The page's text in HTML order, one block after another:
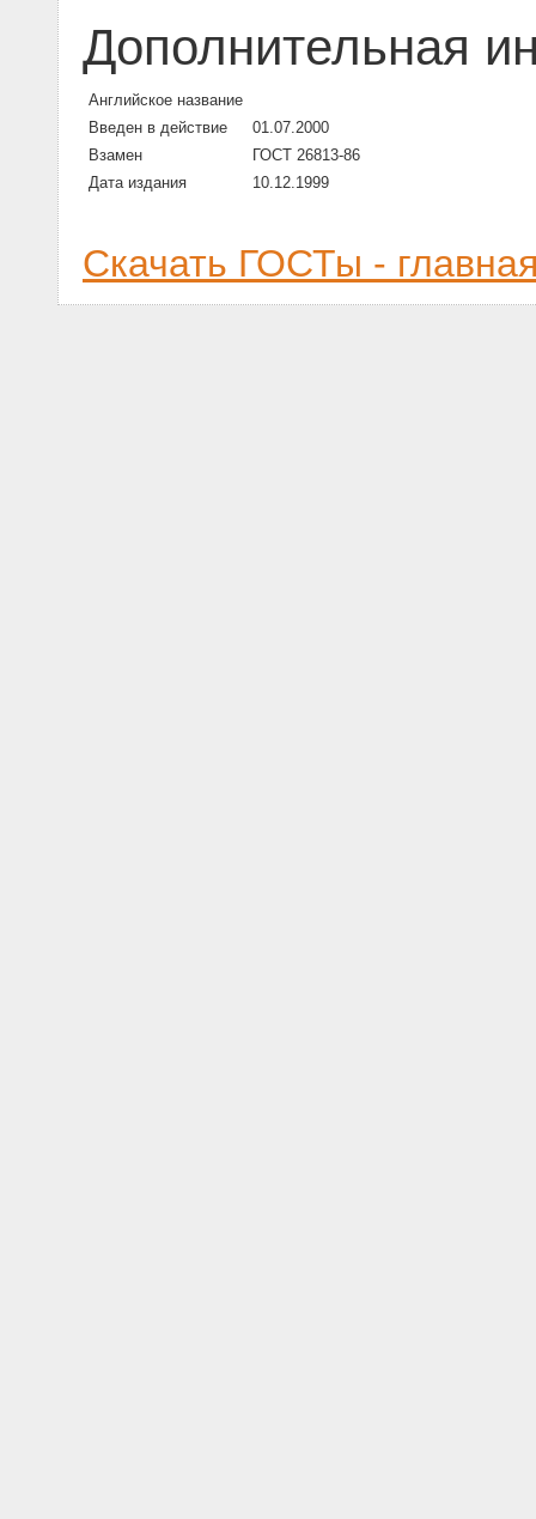
Дополнительная
Английское название
Введен в действие
01.07.2000
Взамен
ГОСТ 26813-86
Дата издания
10.12.1999
Скачать ГОСТы -